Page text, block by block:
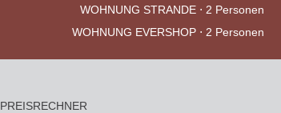
WOHNUNG STRANDE ⋅ 2 Personen
WOHNUNG EVERSHOP ⋅ 2 Personen
PREISRECHNER